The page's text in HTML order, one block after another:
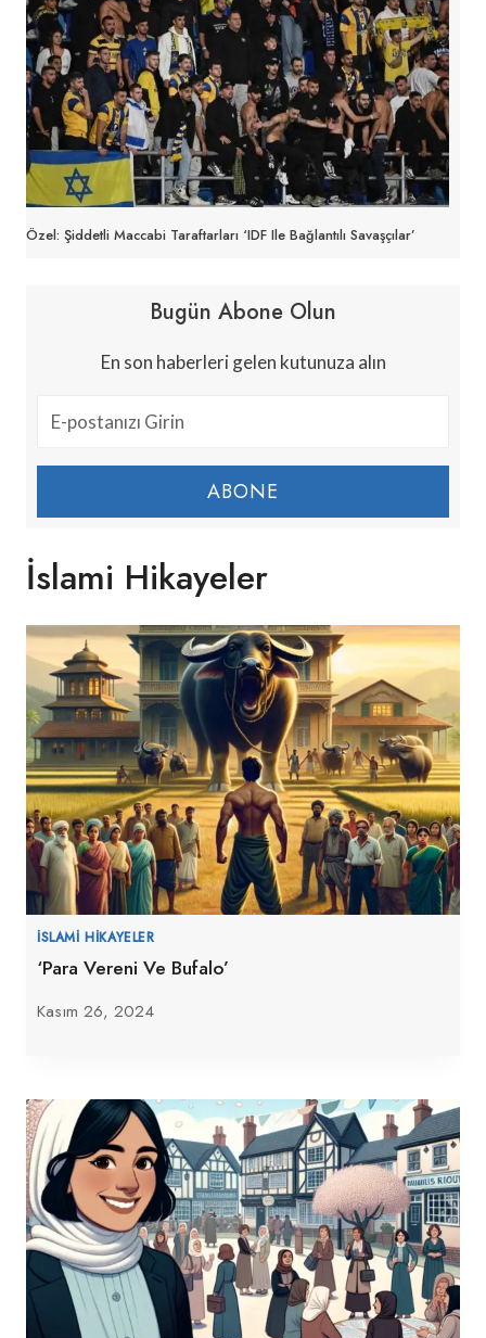
Özel: Şiddetli Maccabi Taraftarları ‘IDF Ile Bağlantılı Savaşçılar’
Bugün Abone Olun
En son haberleri gelen kutunuza alın
ABONE
İslami Hikayeler
İSLAMI HIKAYELER
‘Para Vereni Ve Bufalo’
Kasım 26, 2024